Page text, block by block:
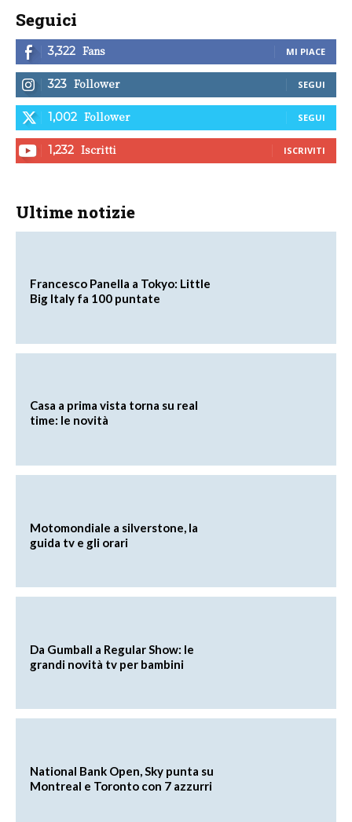
Seguici
3,322 Fans MI PIACE
323 Follower SEGUI
1,002 Follower SEGUI
1,232 Iscritti ISCRIVITI
Ultime notizie
Francesco Panella a Tokyo: Little
Big Italy fa 100 puntate
Casa a prima vista torna su real
time: le novità
Motomondiale a silverstone, la
guida tv e gli orari
Da Gumball a Regular Show: le
grandi novità tv per bambini
National Bank Open, Sky punta su
Montreal e Toronto con 7 azzurri